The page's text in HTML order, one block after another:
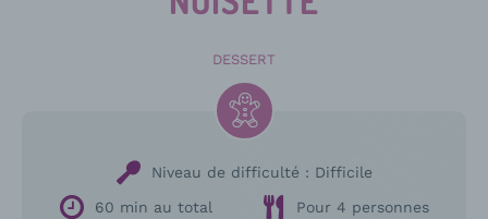
DESSERT
Niveau de difficulté : Difficile
60 min au total
Pour 4 personnes